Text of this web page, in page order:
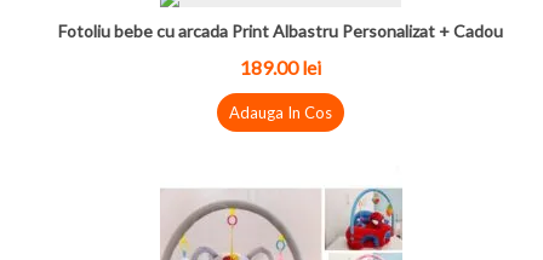
Fotoliu bebe cu arcada Print Albastru Personalizat + Cadou
189.00 lei
Adauga In Cos